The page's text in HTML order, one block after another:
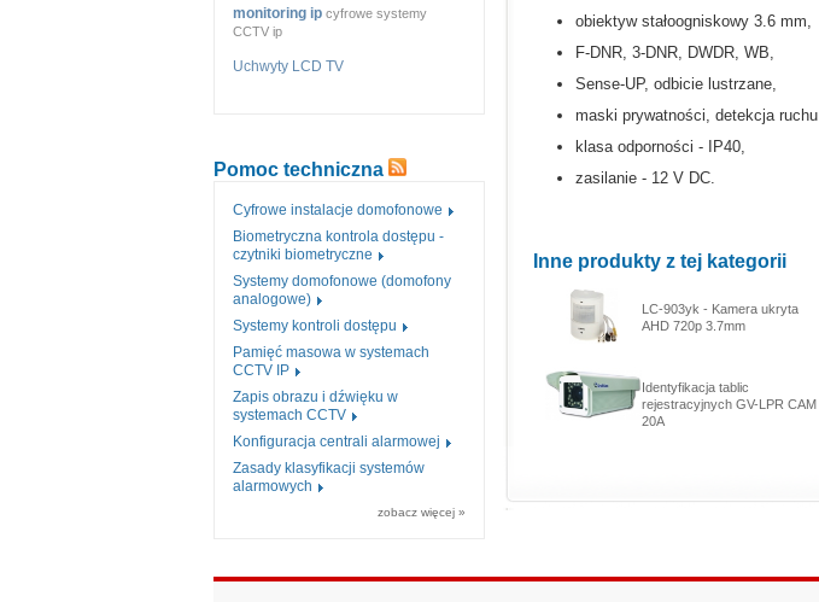
monitoring ip cyfrowe systemy
CCTV ip
Uchwyty LCD TV
Pomoc techniczna
Cyfrowe instalacje domofonowe
Biometryczna kontrola dostępu -
czytniki biometryczne
Systemy domofonowe (domofony
analogowe)
Systemy kontroli dostępu
Pamięć masowa w systemach
CCTV IP
Zapis obrazu i dźwięku w
systemach CCTV
Konfiguracja centrali alarmowej
Zasady klasyfikacji systemów
alarmowych
zobacz więcej »
obiektyw stałoogniskowy 3.6 mm,
F-DNR, 3-DNR, DWDR, WB,
Sense-UP, odbicie lustrzane,
maski prywatności, detekcja ruchu
klasa odporności - IP40,
zasilanie - 12 V DC.
Inne produkty z tej kategorii
LC-903yk - Kamera ukryta
AHD 720p 3.7mm
Identyfikacja tablic
rejestracyjnych GV-LPR CAM
20A